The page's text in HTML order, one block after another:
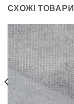
СХОЖІ ТОВАРИ